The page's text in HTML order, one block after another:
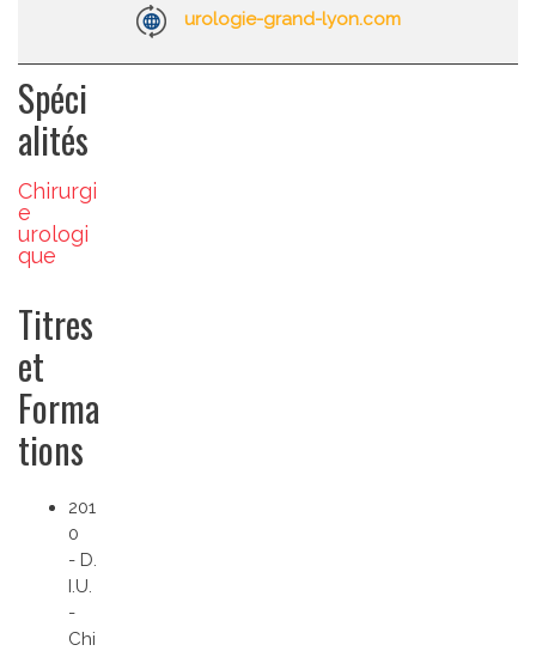
urologie-grand-lyon.com
Spéci
alités
Chirurgi
e
urologi
que
Titres
et
Forma
tions
201
0
- D.
I.U.
-
Chi